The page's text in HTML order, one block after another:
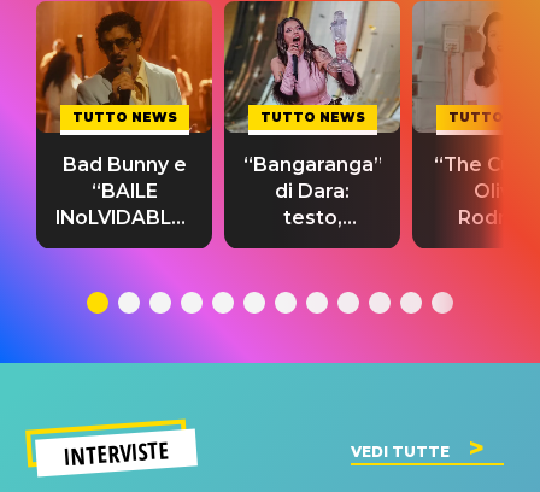
TUTTO NEWS
Bad Bunny e
“BAILE
INoLVIDABLE”:
testo,
significato
TUTTO NEWS
“Bangaranga”
di Dara:
testo,
traduzione e
del singolo
TUTTO
“The
Olivia
testo,
INTERVISTE VEDI TUTTE